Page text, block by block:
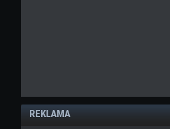
REKLAMA